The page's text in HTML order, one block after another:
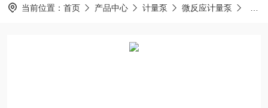
当前位置： 首页 产品中心 计量泵 微反应计量泵